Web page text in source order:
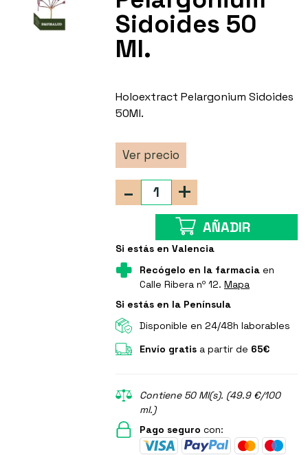
Sidoides 50
Ml.
Holoextract Pelargonium Sidoides
50Ml.
Ver precio
+
-
AÑADIR
Si estás en Valencia
Recógelo en la farmacia en
Calle Ribera nº 12. Mapa
Si estás en la Península
Disponible en 24/48h laborables
Envío gratis a partir de 65€
Contiene 50 Ml(s). (49.9 €/100
ml.)
Pago seguro con: